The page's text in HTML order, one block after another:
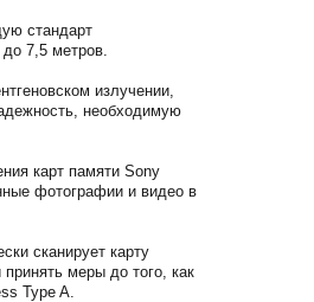
стандарт
7,5 метров.
излучении,
необходимую
карт памяти Sony
фотографии и видео в
сканирует карту
меры до того, как
Type A.